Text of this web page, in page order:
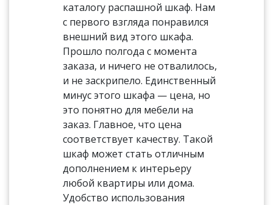
каталогу распашной шкаф. Нам
с первого взгляда понравился
внешний вид этого шкафа.
Прошло полгода с момента
заказа, и ничего не отвалилось,
и не заскрипело. Единственный
минус этого шкафа — цена, но
это понятно для мебели на
заказ. Главное, что цена
соответствует качеству. Такой
шкаф может стать отличным
дополнением к интерьеру
любой квартиры или дома.
Удобство использования